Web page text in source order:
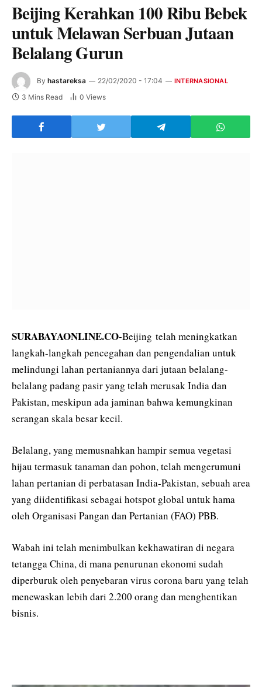
Beijing Kerahkan 100 Ribu Bebek
untuk Melawan Serbuan Jutaan
Belalang Gurun
By hastareksa 22/02/2020 - 17:04 INTERNASIONAL
3 Mins Read 0 Views
SURABAYAONLINE.CO-Beijing telah meningkatkan
langkah-langkah pencegahan dan pengendalian untuk
melindungi lahan pertaniannya dari jutaan belalang-
belalang padang pasir yang telah merusak India dan
Pakistan, meskipun ada jaminan bahwa kemungkinan
serangan skala besar kecil.
Belalang, yang memusnahkan hampir semua vegetasi
hijau termasuk tanaman dan pohon, telah mengerumuni
lahan pertanian di perbatasan India-Pakistan, sebuah area
yang diidentifikasi sebagai hotspot global untuk hama
oleh Organisasi Pangan dan Pertanian (FAO) PBB.
Wabah ini telah menimbulkan kekhawatiran di negara
tetangga China, di mana penurunan ekonomi sudah
diperburuk oleh penyebaran virus corona baru yang telah
menewaskan lebih dari 2.200 orang dan menghentikan
bisnis.